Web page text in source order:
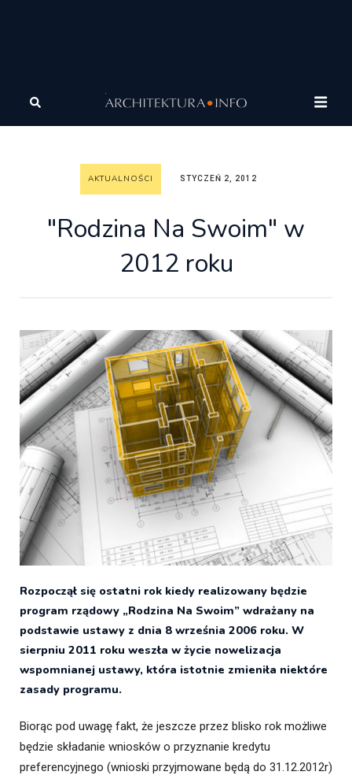
Wiadomości
Swoim" w 2012 roku
AKTUALNOŚCI STYCZEŃ 2, 2012
"Rodzina Na Swoim" w
2012 roku
Rozpoczął się ostatni rok kiedy realizowany będzie
program rządowy „Rodzina Na Swoim” wdrażany na
podstawie ustawy z dnia 8 września 2006 roku. W
sierpniu 2011 roku weszła w życie nowelizacja
wspomnianej ustawy, która istotnie zmieniła niektóre
zasady programu.
Biorąc pod uwagę fakt, że jeszcze przez blisko rok możliwe
będzie składanie wniosków o przyznanie kredytu
preferencyjnego (wnioski przyjmowane będą do 31.12.2012r)